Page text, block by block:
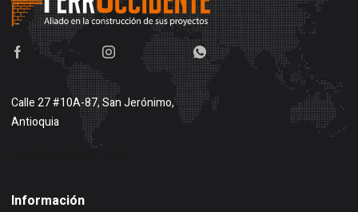
Calle 27 #10A-87, San Jerónimo,
Antioquia
Información